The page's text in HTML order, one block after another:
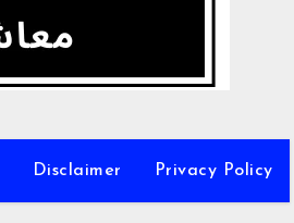
Disclaimer Privacy Policy